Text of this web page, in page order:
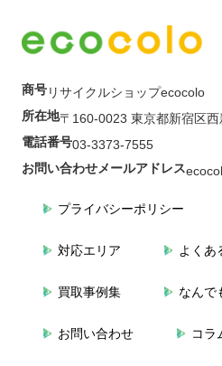
商号リサイクルショップecocolo
所在地〒160-0023 東京都新宿区
電話番号03-3373-7555
お問い合わせメールアドレス
プライバシーポリシー
対応エリア よくあ
買取事例集 なんで
お問い合わせ コラ